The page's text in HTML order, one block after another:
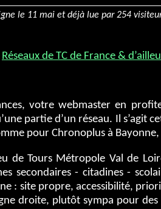
le 11 mai et déjà lue par 254
Réseaux de TC de France &
votre webmaster en
partie d’un réseau. Il s’agit
pour Chronoplus à
de Tours Métropole Val de
secondaires - citadines -
: site propre, accessibilité,
droite, plutôt sympa pour